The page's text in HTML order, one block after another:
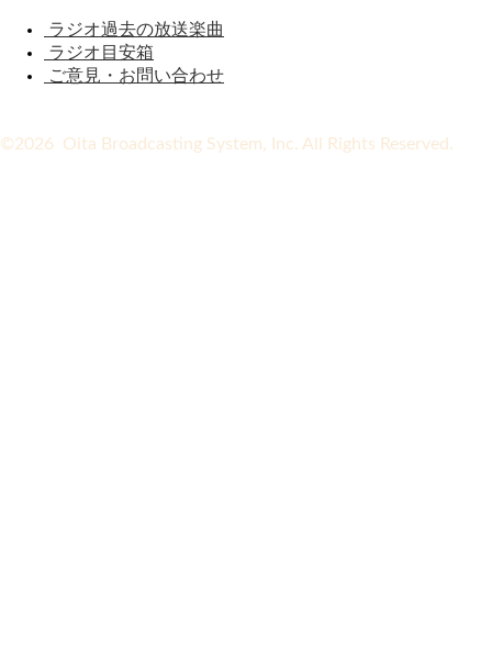
ラジオ過去の放送楽曲
ラジオ目安箱
ご意見・お問い合わせ
©2026 Oita Broadcasting System, Inc. All Rights Reserved.